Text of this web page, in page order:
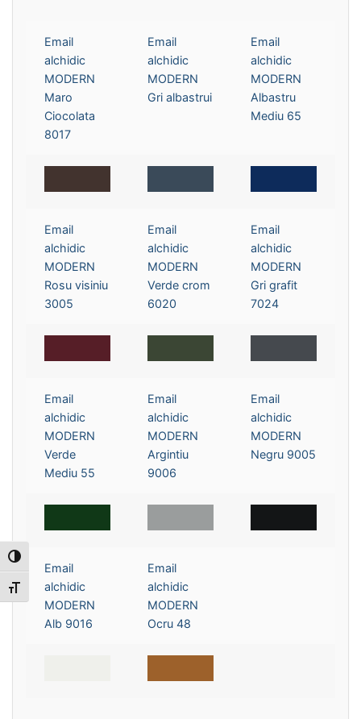
Toggle High Contrast
Toggle Font size
Email
alchidic
MODERN
Maro
Ciocolata
8017
Email
alchidic
MODERN
Gri albastrui
Email
alchidic
MODERN
Albastru
Mediu 65
Email
alchidic
MODERN
Rosu visiniu
3005
Email
alchidic
MODERN
Verde crom
6020
Email
alchidic
MODERN
Gri grafit
7024
Email
alchidic
MODERN
Verde
Mediu 55
Email
alchidic
MODERN
Argintiu
9006
Email
alchidic
MODERN
Negru 9005
Email
alchidic
MODERN
Alb 9016
Email
alchidic
MODERN
Ocru 48